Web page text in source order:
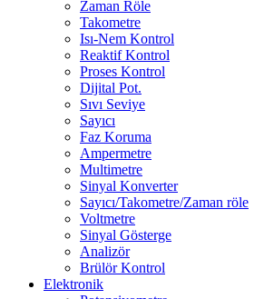
Zaman Röle
Takometre
Isı-Nem Kontrol
Reaktif Kontrol
Proses Kontrol
Dijital Pot.
Sıvı Seviye
Sayıcı
Faz Koruma
Ampermetre
Multimetre
Sinyal Konverter
Sayıcı/Takometre/Zaman röle
Voltmetre
Sinyal Gösterge
Analizör
Brülör Kontrol
Elektronik